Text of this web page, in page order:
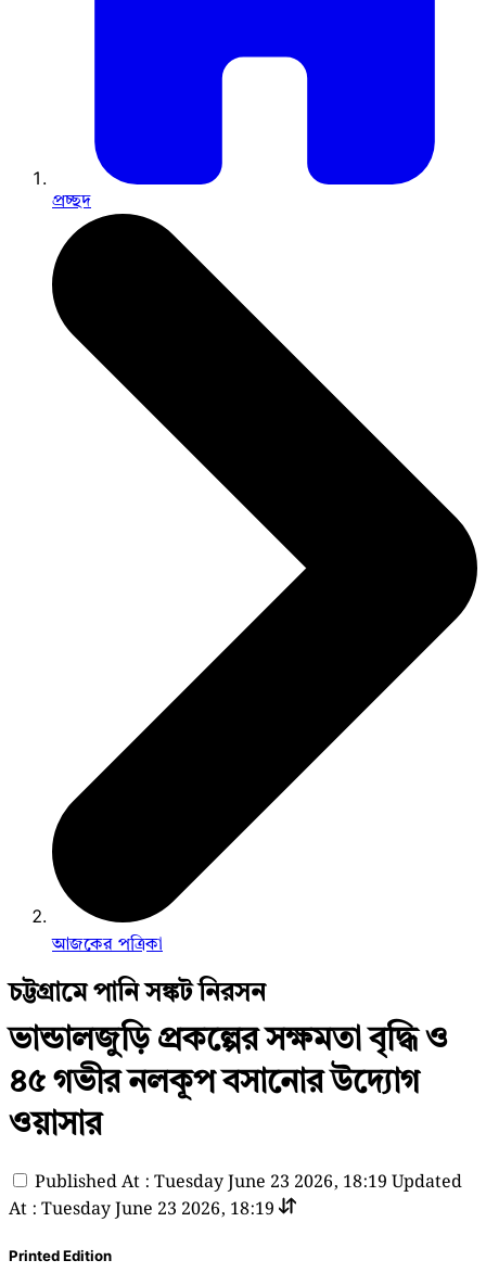
প্রচ্ছদ
আজকের পত্রিকা
চট্টগ্রামে পানি সঙ্কট নিরসন
ভান্ডালজুড়ি প্রকল্পের সক্ষমতা বৃদ্ধি ও
৪৫ গভীর নলকূপ বসানোর উদ্যোগ
ওয়াসার
Published At : Tuesday June 23 2026, 18:19 Updated
At : Tuesday June 23 2026, 18:19
Printed Edition